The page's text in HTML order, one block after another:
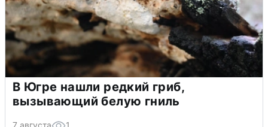
В Югре нашли редкий гриб,
вызывающий белую гниль
7 августа 1